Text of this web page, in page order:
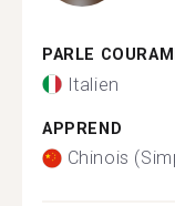
PARLE
Italien
APPREND
Chinois